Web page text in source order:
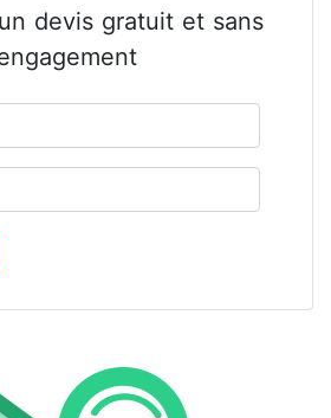
devis gratuit et sans